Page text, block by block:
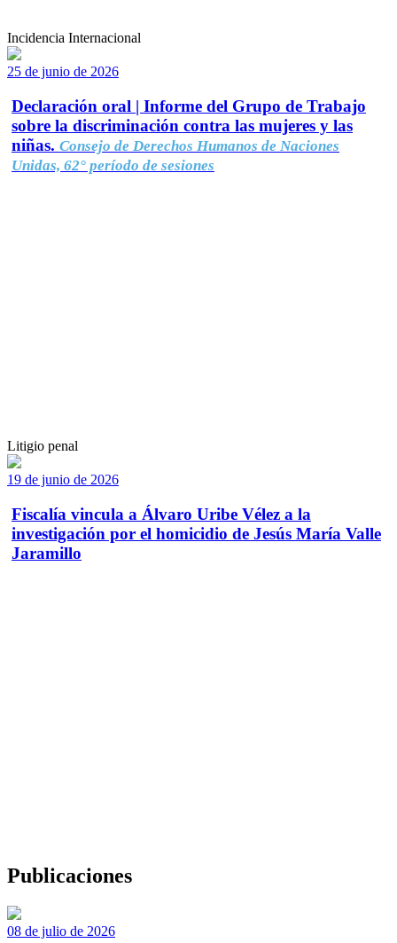
Incidencia Internacional
25 de junio de 2026
Declaración oral | Informe del Grupo de Trabajo
sobre la discriminación contra las mujeres y las
niñas. Consejo de Derechos Humanos de Naciones
Unidas, 62° período de sesiones
Litigio penal
19 de junio de 2026
Fiscalía vincula a Álvaro Uribe Vélez a la
investigación por el homicidio de Jesús María Valle
Jaramillo
Publicaciones
08 de julio de 2026